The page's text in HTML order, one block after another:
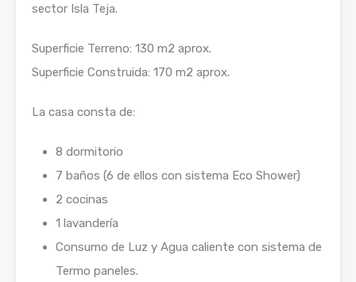
sector Isla Teja.
Superficie Terreno: 130 m2 aprox.
Superficie Construida: 170 m2 aprox.
La casa consta de:
8 dormitorio
7 baños (6 de ellos con sistema Eco Shower)
2 cocinas
1 lavandería
Consumo de Luz y Agua caliente con sistema de
Termo paneles.